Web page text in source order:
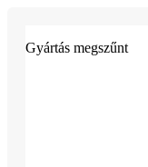
Gyártás megszűnt